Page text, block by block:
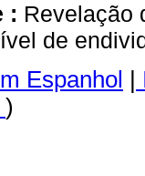
: Revelação
de
Espanhol |
)